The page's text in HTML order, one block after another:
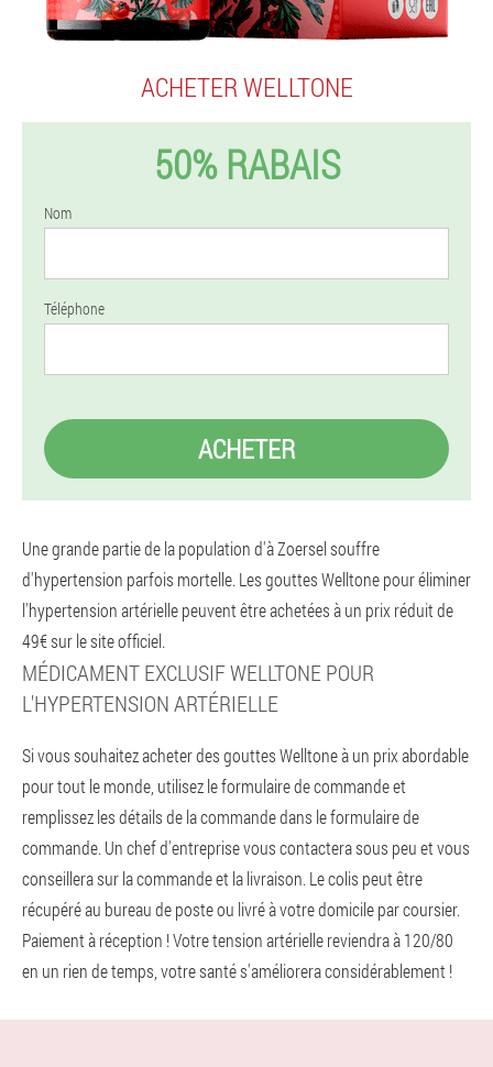
ACHETER WELLTONE
50% RABAIS
Nom
Téléphone
ACHETER
Une grande partie de la population d'à Zoersel souffre
d'hypertension parfois mortelle. Les gouttes Welltone pour éliminer
l'hypertension artérielle peuvent être achetées à un prix réduit de
49€ sur le site officiel.
MÉDICAMENT EXCLUSIF WELLTONE POUR
L'HYPERTENSION ARTÉRIELLE
Si vous souhaitez acheter des gouttes Welltone à un prix abordable
pour tout le monde, utilisez le formulaire de commande et
remplissez les détails de la commande dans le formulaire de
commande. Un chef d'entreprise vous contactera sous peu et vous
conseillera sur la commande et la livraison. Le colis peut être
récupéré au bureau de poste ou livré à votre domicile par coursier.
Paiement à réception ! Votre tension artérielle reviendra à 120/80
en un rien de temps, votre santé s'améliorera considérablement !